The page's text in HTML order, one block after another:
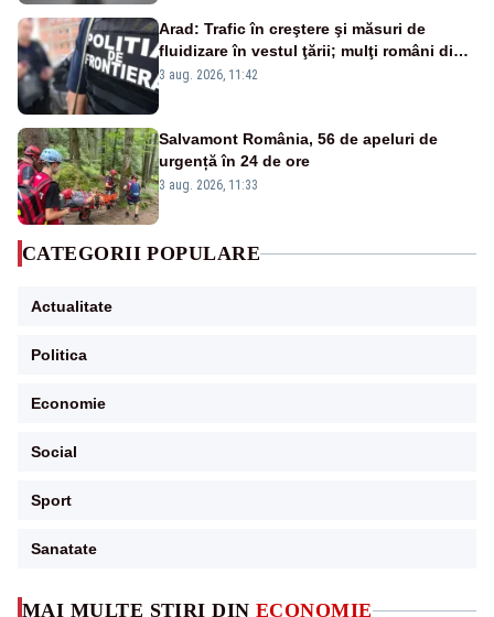
MAI MULTE ȘTIRI DIN ECONOMIE
Arad: Trafic în creştere şi măsuri de
fluidizare în vestul ţării; mulţi români din
Europa vin în concedii
3 aug. 2026, 11:42
Salvamont România, 56 de apeluri de
urgență în 24 de ore
3 aug. 2026, 11:33
CATEGORII POPULARE
Actualitate
Politica
Economie
Social
Sport
Sanatate